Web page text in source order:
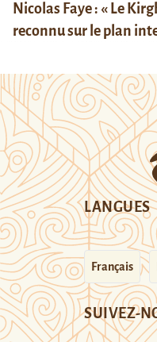
Nicolas Faye : « Le
reconnu sur le plan
LANGUES
Français
SUIVEZ-